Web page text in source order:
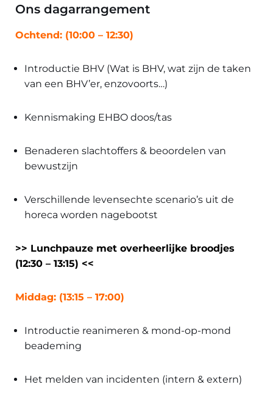
Ons dagarrangement
Ochtend: (10:00 – 12:30)
Introductie BHV (Wat is BHV, wat zijn de taken
van een BHV’er, enzovoorts…)
Kennismaking EHBO doos/tas
Benaderen slachtoffers & beoordelen van
bewustzijn
Verschillende levensechte scenario’s uit de
horeca worden nagebootst​
>> Lunchpauze met overheerlijke broodjes
(12:30 – 13:15) <<
Middag: (13:15 – 17:00)
Introductie reanimeren & mond-op-mond
beademing
Het melden van incidenten (intern & extern)